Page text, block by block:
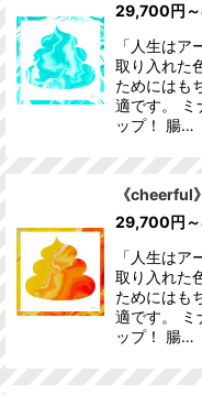
29,700円
「人生は
取り入れた
ためにはも
適です。 ミ
ップ！ 腸…
《cheerful》
29,700円
「人生は
取り入れた
ためにはも
適です。 ミ
ップ！ 腸…